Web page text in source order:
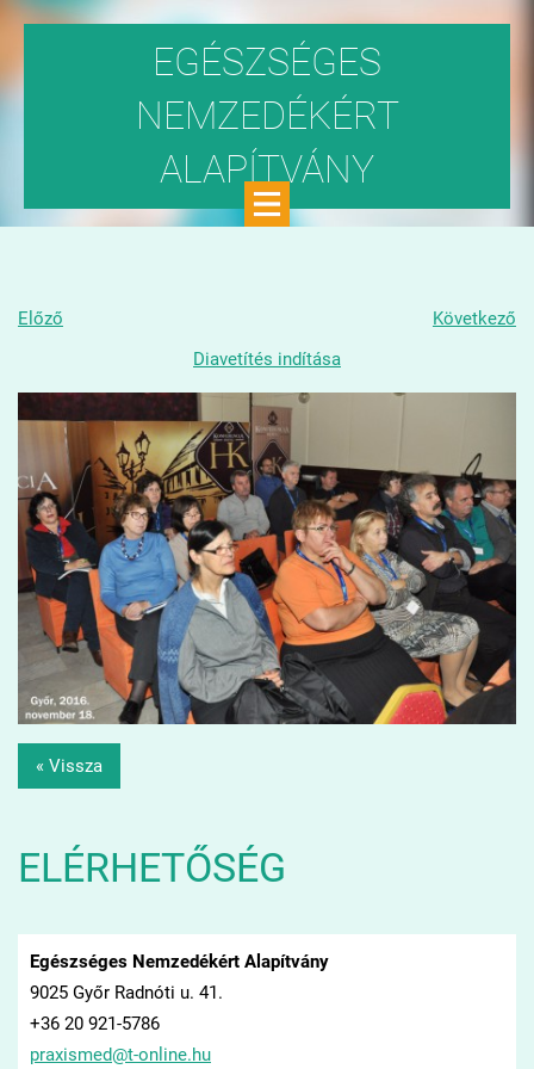
EGÉSZSÉGES
NEMZEDÉKÉRT
ALAPÍTVÁNY
Előző
Következő
Diavetítés indítása
« Vissza
ELÉRHETŐSÉG
Egészséges Nemzedékért Alapítvány
9025 Győr Radnóti u. 41.
+36 20 921-5786
praxismed@t-online.hu